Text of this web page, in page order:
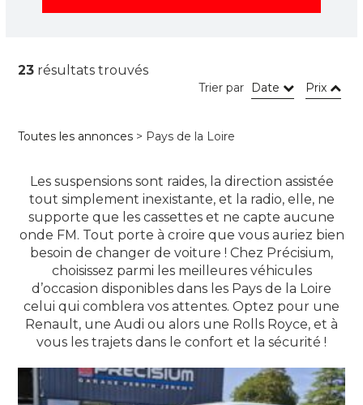
23 résultats trouvés
Trier par Date Prix
Toutes les annonces > Pays de la Loire
Les suspensions sont raides, la direction assistée
tout simplement inexistante, et la radio, elle, ne
supporte que les cassettes et ne capte aucune
onde FM. Tout porte à croire que vous auriez bien
besoin de changer de voiture ! Chez Précisium,
choisissez parmi les meilleures véhicules
d’occasion disponibles dans les Pays de la Loire
celui qui comblera vos attentes. Optez pour une
Renault, une Audi ou alors une Rolls Royce, et à
vous les trajets dans le confort et la sécurité !